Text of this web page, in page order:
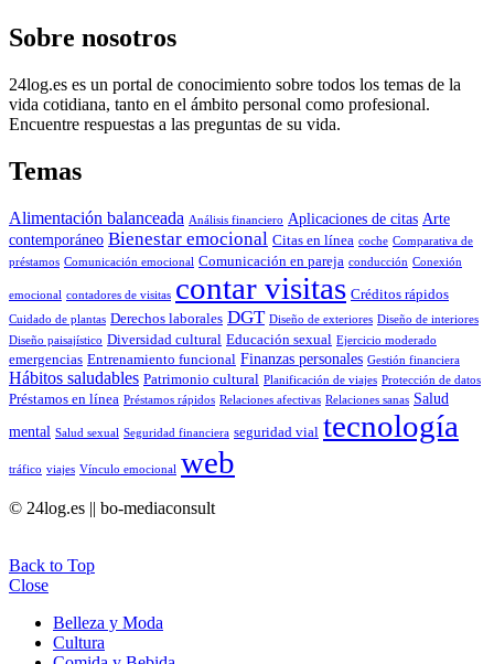
Sobre nosotros
24log.es es un portal de conocimiento sobre todos los temas de la
vida cotidiana, tanto en el ámbito personal como profesional.
Encuentre respuestas a las preguntas de su vida.
Temas
Alimentación balanceada Análisis financiero Aplicaciones de citas Arte
contemporáneo Bienestar emocional Citas en línea coche Comparativa de
préstamos Comunicación emocional Comunicación en pareja conducción Conexión
emocional contadores de visitas contar visitas Créditos rápidos
Cuidado de plantas Derechos laborales DGT Diseño de exteriores Diseño de interiores
Diseño paisajístico Diversidad cultural Educación sexual Ejercicio moderado
emergencias Entrenamiento funcional Finanzas personales Gestión financiera
Hábitos saludables Patrimonio cultural Planificación de viajes Protección de datos
Préstamos en línea Préstamos rápidos Relaciones afectivas Relaciones sanas Salud
mental Salud sexual Seguridad financiera seguridad vial tecnología
tráfico viajes Vínculo emocional web
© 24log.es || bo-mediaconsult
Back to Top
Close
Belleza y Moda
Cultura